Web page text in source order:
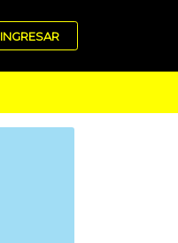
INGRESAR